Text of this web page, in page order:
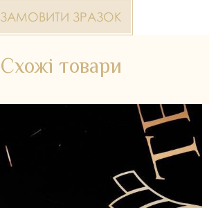
ЗАМОВИТИ ЗРАЗОК
Схожі товари